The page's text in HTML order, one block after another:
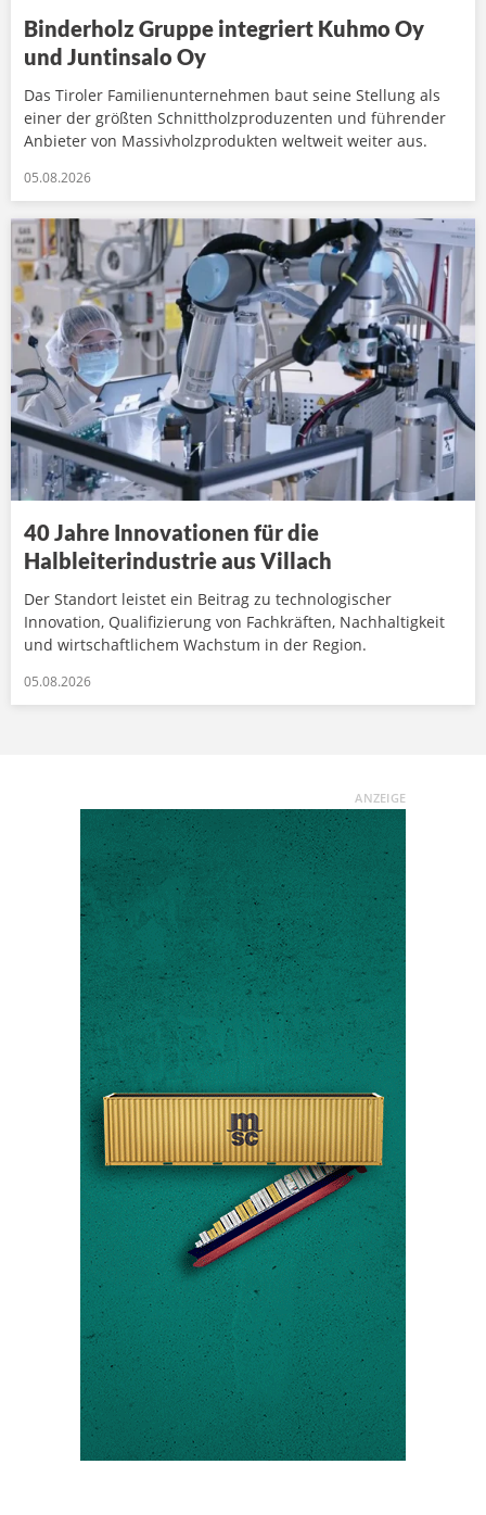
Binderholz Gruppe integriert Kuhmo Oy
und Juntinsalo Oy
Das Tiroler Familienunternehmen baut seine Stellung als
einer der größten Schnittholzproduzenten und führender
Anbieter von Massivholzprodukten weltweit weiter aus.
05.08.2026
40 Jahre Innovationen für die
Halbleiterindustrie aus Villach
Der Standort leistet ein Beitrag zu technologischer
Innovation, Qualifizierung von Fachkräften, Nachhaltigkeit
und wirtschaftlichem Wachstum in der Region.
05.08.2026
ANZEIGE